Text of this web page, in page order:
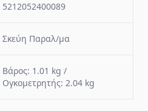
5212052400089
Σκεύη Παραλ/μα
Βάρος: 1.01 kg /
Ογκομετρητής: 2.04 kg